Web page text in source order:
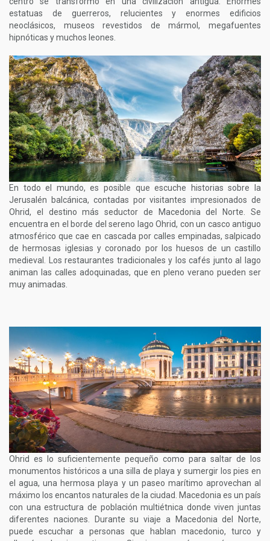
estatuas de guerreros, relucientes y enormes edificios
neoclásicos, museos revestidos de mármol, megafuentes
hipnóticas y muchos leones.
En todo el mundo, es posible que escuche historias sobre la
Jerusalén balcánica, contadas por visitantes impresionados de
Ohrid, el destino más seductor de Macedonia del Norte. Se
encuentra en el borde del sereno lago Ohrid, con un casco antiguo
atmosférico que cae en cascada por calles empinadas, salpicado
de hermosas iglesias y coronado por los huesos de un castillo
medieval. Los restaurantes tradicionales y los cafés junto al lago
animan las calles adoquinadas, que en pleno verano pueden ser
muy animadas.
Ohrid es lo suficientemente pequeño como para saltar de los
monumentos históricos a una silla de playa y sumergir los pies en
el agua, una hermosa playa y un paseo marítimo aprovechan al
máximo los encantos naturales de la ciudad. Macedonia es un país
con una estructura de población multiétnica donde viven juntas
diferentes naciones. Durante su viaje a Macedonia del Norte,
puede escuchar a personas que hablan macedonio, turco y